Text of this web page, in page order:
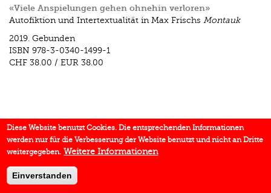
«Viele Anspielungen gehen ohnehin verloren»
Autofiktion und Intertextualität in Max Frischs Montauk
2019. Gebunden
ISBN 978-3-0340-1499-1
CHF 38.00 / EUR 38.00
Diese Website benutzt Cookies. Die entsprechenden Informationen
werden nur für die Verbesserung der Website benutzt und nicht an Dritte
weitergegeben. Weitere Informationen
Einverstanden